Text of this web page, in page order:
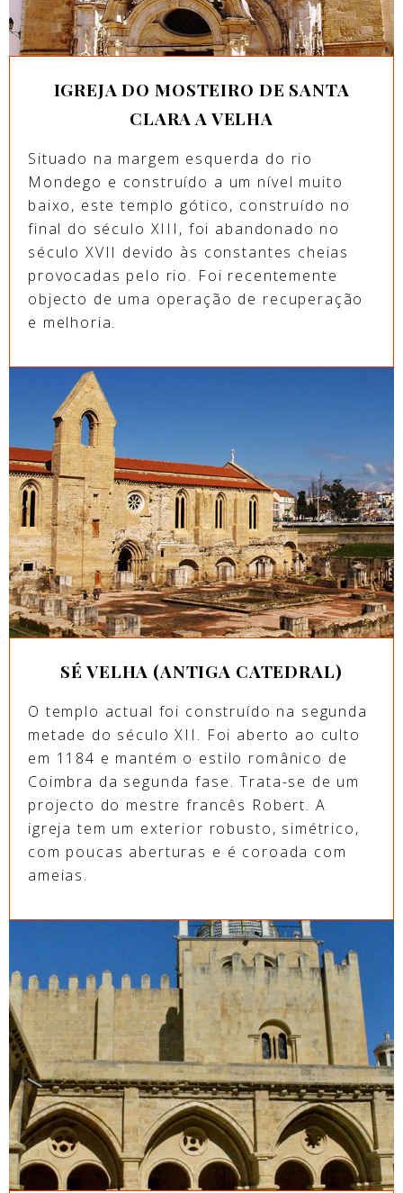
IGREJA DO MOSTEIRO DE SANTA
CLARA A VELHA
Situado na margem esquerda do rio
Mondego e construído a um nível muito
baixo, este templo gótico, construído no
final do século XIII, foi abandonado no
século XVII devido às constantes cheias
provocadas pelo rio. Foi recentemente
objecto de uma operação de recuperação
e melhoria.
SÉ VELHA (ANTIGA CATEDRAL)
O templo actual foi construído na segunda
metade do século XII. Foi aberto ao culto
em 1184 e mantém o estilo românico de
Coimbra da segunda fase. Trata-se de um
projecto do mestre francês Robert. A
igreja tem um exterior robusto, simétrico,
com poucas aberturas e é coroada com
ameias.